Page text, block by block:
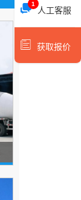
人工客服
1
获取报价